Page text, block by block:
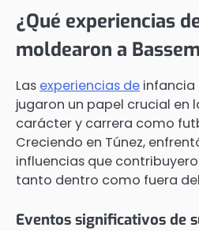
¿Qué experiencias
moldearon a
Las experiencias de infancia
jugaron un papel crucial en
carácter y carrera como
Creciendo en Túnez,
influencias que
tanto dentro como fuera
Eventos significativos de